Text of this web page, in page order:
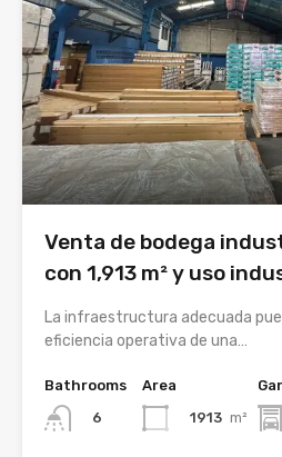
Venta de bodega
con 1,913 m² y uso
La infraestructura adecuada
eficiencia operativa de una…
Bathrooms
6
Area
1913 m²